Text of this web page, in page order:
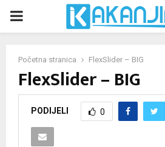
PRIMARY
Početna stranica FlexSlider – BIG
FlexSlider – BIG
PODIJELI 0